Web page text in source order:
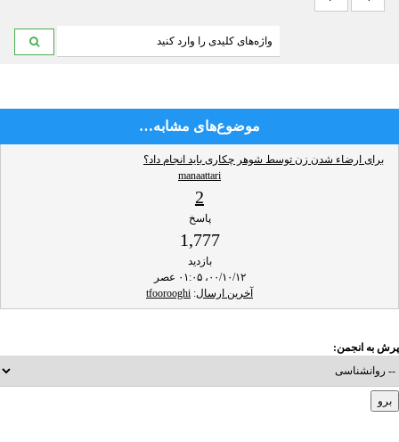
موضوع‌های مشابه…
برای ارضاء شدن زن توسط شوهر چکاری باید انجام داد؟
manaattari
2
پاسخ
1,777
بازدید
۰۰/۱۰/۱۲، ۰۱:۰۵ عصر
آخرین ارسال:
tfoorooghi
پرش به انجمن: